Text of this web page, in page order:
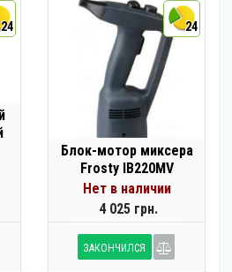
24 24
Блок-мотор миксера
Frosty IB220MV
Нет в наличии
4 025 грн.
ЗАКОНЧИЛСЯ